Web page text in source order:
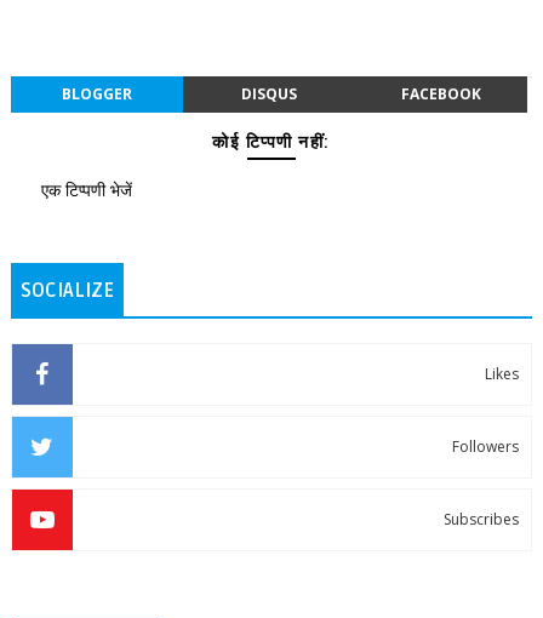
BLOGGER DISQUS FACEBOOK
कोई टिप्पणी नहीं:
एक टिप्पणी भेजें
SOCIALIZE
Likes
Followers
Subscribes